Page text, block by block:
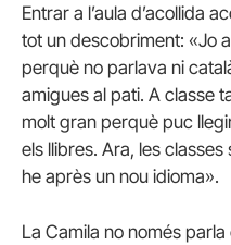
Entrar a l’aula d’acollida
tot un descobriment: «Jo
perquè no parlava ni
amigues al pati. A classe
molt gran perquè puc
els llibres. Ara, les
he après un nou idioma».
La Camila no només parla